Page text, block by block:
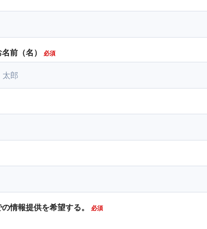
前（名）
情報提供を希望する。